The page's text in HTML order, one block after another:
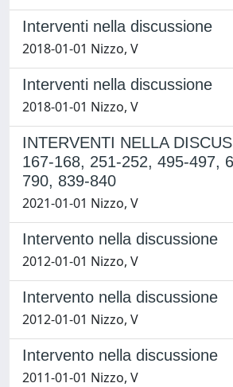
Interventi nella discussione
2018-01-01 Nizzo, V
Interventi nella discussione
2018-01-01 Nizzo, V
INTERVENTI NELLA
167-168, 251-252, 495-497,
790, 839-840
2021-01-01 Nizzo, V
Intervento nella discussione
2012-01-01 Nizzo, V
Intervento nella discussione
2012-01-01 Nizzo, V
Intervento nella discussione
2011-01-01 Nizzo, V